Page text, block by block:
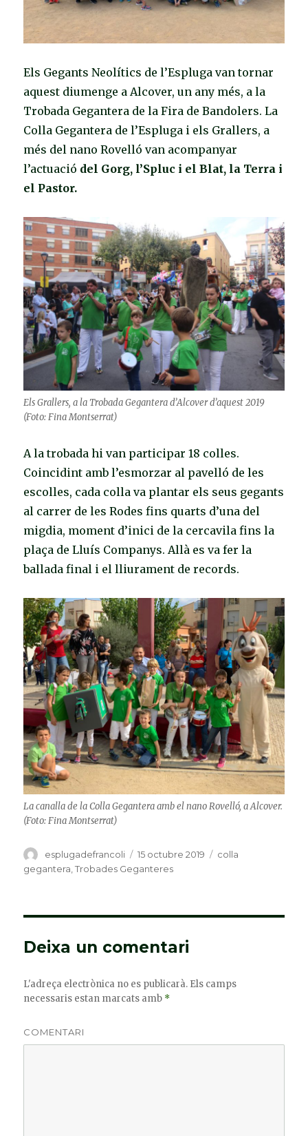
Els Gegants Neolítics de l’Espluga van tornar
aquest diumenge a Alcover, un any més, a la
Trobada Gegantera de la Fira de Bandolers. La
Colla Gegantera de l’Espluga i els Grallers, a
més del nano Rovelló van acompanyar
l’actuació del Gorg, l’Spluc i el Blat, la Terra i
el Pastor.
Els Grallers, a la Trobada Gegantera d’Alcover d’aquest 2019
(Foto: Fina Montserrat)
A la trobada hi van participar 18 colles.
Coincidint amb l’esmorzar al pavelló de les
escolles, cada colla va plantar els seus gegants
al carrer de les Rodes fins quarts d’una del
migdia, moment d’inici de la cercavila fins la
plaça de Lluís Companys. Allà es va fer la
ballada final i el lliurament de records.
La canalla de la Colla Gegantera amb el nano Rovelló, a Alcover.
(Foto: Fina Montserrat)
Autor
esplugadefrancoli
Publicat
el
15 octubre 2019 Categories
colla
gegantera ,Trobades Geganteres
Deixa un comentari
L'adreça electrònica no es publicarà. Els camps
necessaris estan marcats amb *
COMENTARI